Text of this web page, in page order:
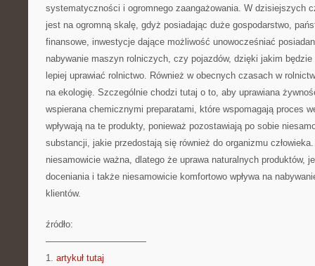
systematyczności i ogromnego zaangażowania. W dzisiejszych
jest na ogromną skalę, gdyż posiadając duże gospodarstwo,
finansowe, inwestycje dające możliwość unowocześniać
nabywanie maszyn rolniczych, czy pojazdów, dzięki jakim
lepiej uprawiać rolnictwo. Również w obecnych czasach w
na ekologię. Szczególnie chodzi tutaj o to, aby uprawiana
wspierana chemicznymi preparatami, które wspomagają proces
wpływają na te produkty, ponieważ pozostawiają po sobie
substancji, jakie przedostają się również do organizmu
niesamowicie ważna, dlatego że uprawa naturalnych produktów,
doceniania i także niesamowicie komfortowo wpływa na
klientów.
źródło:
———————————
1. artykuł tutaj